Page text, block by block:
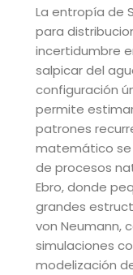
La entropía de
para
incertidumbre
salpicar del
configuración
permite
patrones
matemático se
de procesos
Ebro, donde
grandes
von Neumann,
simulaciones
modelización